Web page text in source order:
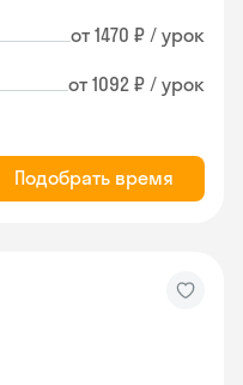
от 1470 ₽ / урок
от 1092 ₽ / урок
Подобрать время